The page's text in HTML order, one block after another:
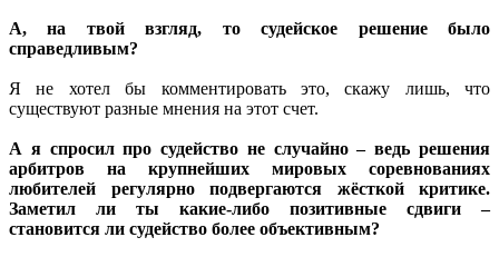
А, на твой взгляд, то судейское решение было
справедливым?
Я не хотел бы комментировать это, скажу лишь, что
существуют разные мнения на этот счет.
А я спросил про судейство не случайно – ведь решения
арбитров на крупнейших мировых соревнованиях
любителей регулярно подвергаются жёсткой критике.
Заметил ли ты какие-либо позитивные сдвиги –
становится ли судейство более объективным?